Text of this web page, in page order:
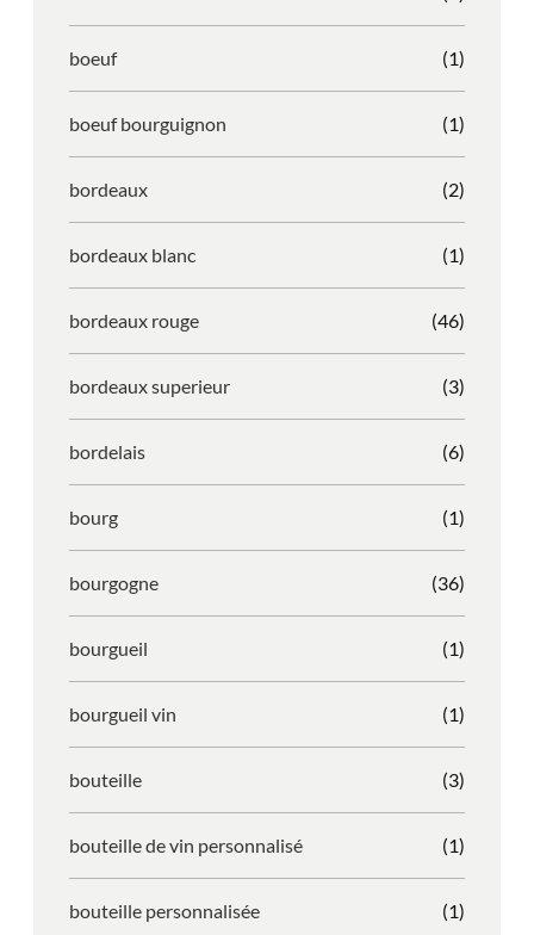
boeuf (1)
boeuf bourguignon (1)
bordeaux (2)
bordeaux blanc (1)
bordeaux rouge (46)
bordeaux superieur (3)
bordelais (6)
bourg (1)
bourgogne (36)
bourgueil (1)
bourgueil vin (1)
bouteille (3)
bouteille de vin personnalisé (1)
bouteille personnalisée (1)